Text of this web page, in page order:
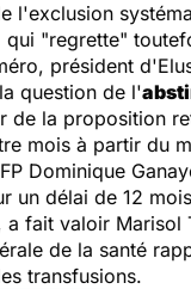
l'exclusion
qui "regrette"
président
question de l'
de la proposition
mois à partir du
Dominique
un délai de 12
a fait valoir Marisol
de la santé
transfusions.